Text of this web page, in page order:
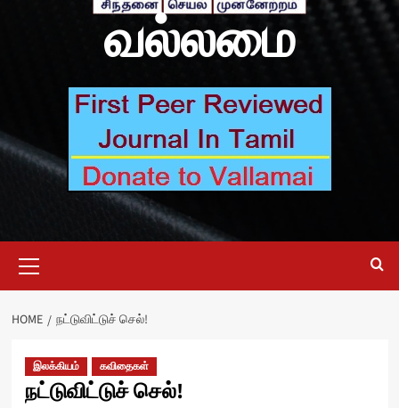
வல்லமை
Menu
HOME நட்டுவிட்டுச் செல்!
இலக்கியம் கவிதைகள்
நட்டுவிட்டுச் செல்!